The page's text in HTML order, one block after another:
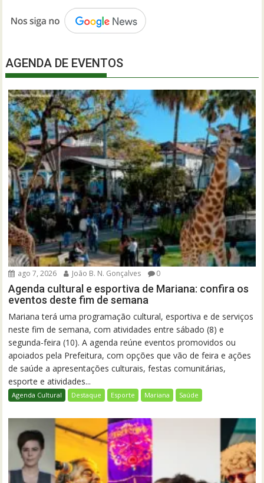
AGENDA DE EVENTOS
ago 7, 2026 João B. N. Gonçalves 0
Agenda cultural e esportiva de Mariana: confira os
eventos deste fim de semana
Mariana terá uma programação cultural, esportiva e de serviços
neste fim de semana, com atividades entre sábado (8) e
segunda-feira (10). A agenda reúne eventos promovidos ou
apoiados pela Prefeitura, com opções que vão de feira e ações
de saúde a apresentações culturais, festas comunitárias,
esporte e atividades...
Agenda Cultural Destaque Esporte Mariana Saúde